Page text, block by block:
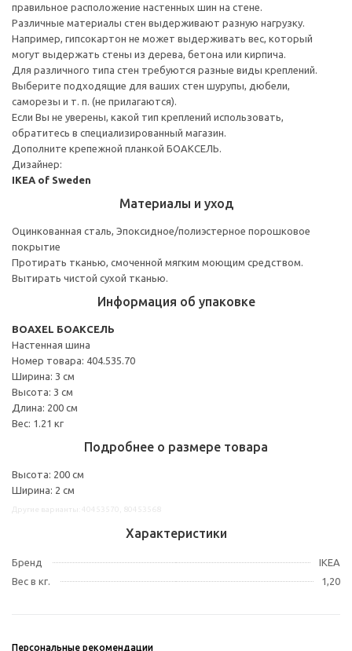
правильное расположение настенных шин на стене.
Различные материалы стен выдерживают разную нагрузку.
Например, гипсокартон не может выдерживать вес, который
могут выдержать стены из дерева, бетона или кирпича.
Для различного типа стен требуются разные виды креплений.
Выберите подходящие для ваших стен шурупы, дюбели,
саморезы и т. п. (не прилагаются).
Если Вы не уверены, какой тип креплений использовать,
обратитесь в специализированный магазин.
Дополните крепежной планкой БОАКСЕЛЬ.
Дизайнер:
IKEA of Sweden
Материалы и уход
Оцинкованная сталь, Эпоксидное/полиэстерное порошковое
покрытие
Протирать тканью, смоченной мягким моющим средством.
Вытирать чистой сухой тканью.
Информация об упаковке
BOAXEL БОАКСЕЛЬ
Настенная шина
Номер товара: 404.535.70
Ширина: 3 см
Высота: 3 см
Длина: 200 см
Вес: 1.21 кг
Подробнее о размере товара
Высота: 200 см
Ширина: 2 см
Характеристики
Бренд
IKEA
Вес в кг.
1,20
Персональные рекомендации